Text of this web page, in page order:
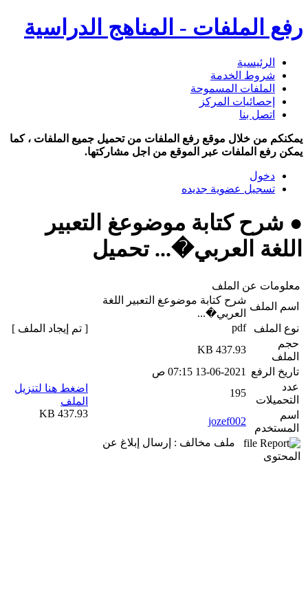
رفع الملفات - المناهج الدراسية
الرئيسية
شروط الخدمة
الملفات المسموحة
إحصائيات المركز
اتصل بنا
يمكنكم من خلال موقع رفع الملفات من تحميل جميع الملفات ، كما
يمكن رفع الملفات عبر الموقع من اجل مشاركتها.
دخول
تسجيل عضوية جديده
● شرح كتابة موضوعغ التعبير
اللغة العربي�... تحميل
معلومات عن الملف
اسم الملف
شرح كتابة موضوعغ التعبير اللغة
العربي�...
نوع الملف
pdf
حجم
الملف
437.93 KB
تاريخ الرفع
13-06-2021 07:15 ص
عدد
التحميلات
195
اسم
المستخدم
jozef002
ملف مخالف : إرسال إبلاغ عن
المحتوى
[ تم إيجاد الملف ]
اضغط هنا لتنزيل
الملف
437.93 KB